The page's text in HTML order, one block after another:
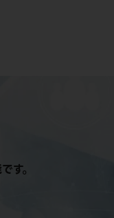
す。